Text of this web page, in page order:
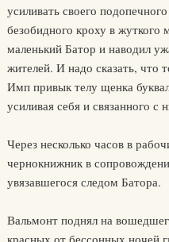
усиливать своего
безобидного кроху в
маленький Батор и наводил
жителей. И надо сказать, что
Имп привык телу щенка
усиливая себя и связанного с
Через несколько часов в
чернокнижник в
увязавшегося следом Батора.
Вальмонт поднял на
красных от бессонных ночей